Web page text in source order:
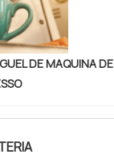
DE MAQUINA DE